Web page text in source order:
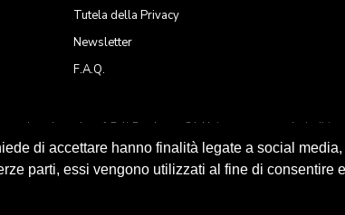
di accettare hanno finalità legate a social
parti, essi vengono utilizzati al fine di
Tutela della Privacy
Newsletter
F.A.Q.
trademarks of Peli Products, S.L.U. its parents,